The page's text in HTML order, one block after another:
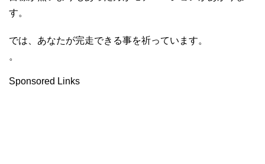
す。
では、あなたが完走できる事を祈っています。
。
Sponsored Links